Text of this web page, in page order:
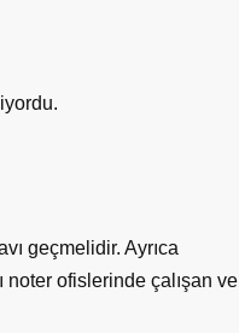
geçmelidir. Ayrıca
noter ofislerinde çalışan ve